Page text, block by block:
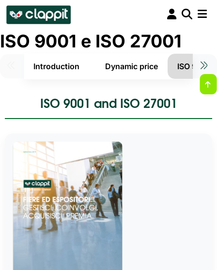
ISO 9001 e ISO 27001
Introduction Dynamic price ISO 9001
ISO 9001 and ISO 27001